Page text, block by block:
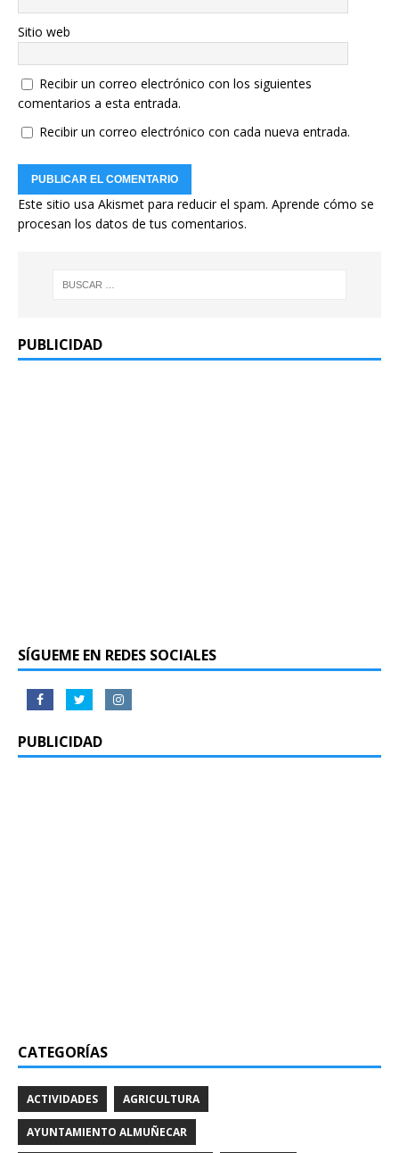
Sitio web
Recibir un correo electrónico con los siguientes
comentarios a esta entrada.
Recibir un correo electrónico con cada nueva entrada.
Este sitio usa Akismet para reducir el spam. Aprende cómo se
procesan los datos de tus comentarios.
PUBLICIDAD
SÍGUEME EN REDES SOCIALES
PUBLICIDAD
CATEGORÍAS
ACTIVIDADES AGRICULTURA
AYUNTAMIENTO ALMUÑECAR